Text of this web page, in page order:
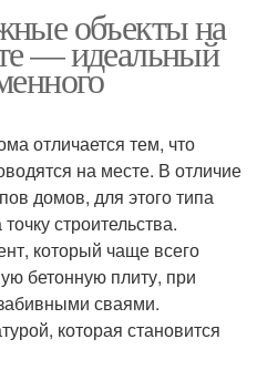
объекты на
— идеальный
отличается тем, что
на месте. В отличие
домов, для этого типа
строительства.
который чаще всего
бетонную плиту, при
сваями.
которая становится